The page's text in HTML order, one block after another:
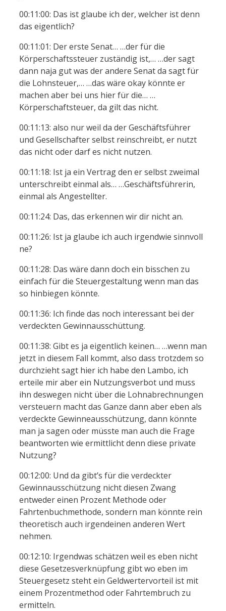
00:11:00: Das ist glaube ich der, welcher ist denn
das eigentlich?
00:11:01: Der erste Senat… …der für die
Körperschaftssteuer zuständig ist,… …der sagt
dann naja gut was der andere Senat da sagt für
die Lohnsteuer,… …das wäre okay könnte er
machen aber bei uns hier für die… …
Körperschaftsteuer, da gilt das nicht.
00:11:13: also nur weil da der Geschäftsführer
und Gesellschafter selbst reinschreibt, er nutzt
das nicht oder darf es nicht nutzen.
00:11:18: Ist ja ein Vertrag den er selbst zweimal
unterschreibt einmal als… …Geschäftsführerin,
einmal als Angestellter.
00:11:24: Das, das erkennen wir dir nicht an.
00:11:26: Ist ja glaube ich auch irgendwie sinnvoll
ne?
00:11:28: Das wäre dann doch ein bisschen zu
einfach für die Steuergestaltung wenn man das
so hinbiegen könnte.
00:11:36: Ich finde das noch interessant bei der
verdeckten Gewinnausschüttung.
00:11:38: Gibt es ja eigentlich keinen… …wenn man
jetzt in diesem Fall kommt, also dass trotzdem so
durchzieht sagt hier ich habe den Lambo, ich
erteile mir aber ein Nutzungsverbot und muss
ihn deswegen nicht über die Lohnabrechnungen
versteuern macht das Ganze dann aber eben als
verdeckte Gewinneausschützung, dann könnte
man ja sagen oder müsste man auch die Frage
beantworten wie ermittlicht denn diese private
Nutzung?
00:12:00: Und da gibt’s für die verdeckter
Gewinnausschützung nicht diesen Zwang
entweder einen Prozent Methode oder
Fahrtenbuchmethode, sondern man könnte rein
theoretisch auch irgendeinen anderen Wert
nehmen.
00:12:10: Irgendwas schätzen weil es eben nicht
diese Gesetzesverknüpfung gibt wo eben im
Steuergesetz steht ein Geldwertervorteil ist mit
einem Prozentmethod oder Fahrtembruch zu
ermitteln.